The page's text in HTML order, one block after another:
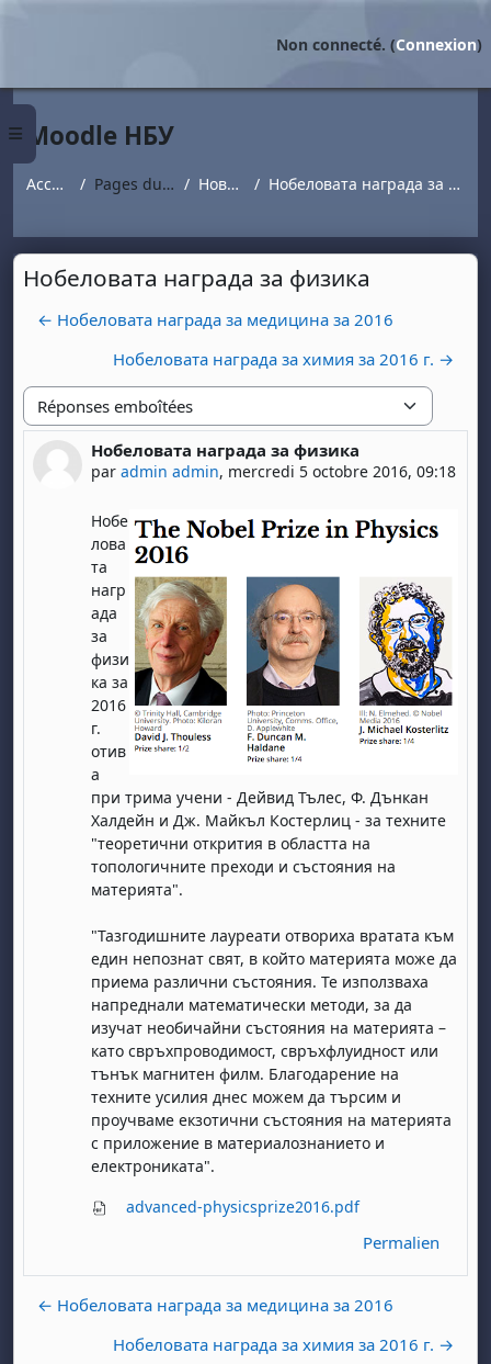
Panneau latéral
Non connecté. (Connexion)
Moodle НБУ
Accueil Pages du site Новини Нобеловата награда за физика
Нобеловата награда за физика
← Нобеловата награда за медицина за 2016
Нобеловата награда за химия за 2016 г. →
Type d'affichage
Нобеловата награда за физика
par admin admin, mercredi 5 octobre 2016, 09:18
Nombre de réponses : 0
Нобе
лова
та
нагр
ада
за
физи
ка за
2016
г.
отив
а
при трима учени - Дейвид Тълес, Ф. Дънкан
Халдейн и Дж. Майкъл Костерлиц - за техните
"теоретични открития в областта на
топологичните преходи и състояния на
материята".
"Тазгодишните лауреати отвориха вратата към
един непознат свят, в който материята може да
приема различни състояния. Те използваха
напреднали математически методи, за да
изучат необичайни състояния на материята –
като свръхпроводимост, свръхфлуидност или
тънък магнитен филм. Благодарение на
техните усилия днес можем да търсим и
проучваме екзотични състояния на материята
с приложение в материалознанието и
електрониката".
advanced-physicsprize2016.pdf
Permalien
← Нобеловата награда за медицина за 2016
Нобеловата награда за химия за 2016 г. →
samedi 1 août
dimanche 2 août
7 août
samedi 8 août
dimanche 9 août
août
août 28 août
samedi 29 août
dimanche 30 août